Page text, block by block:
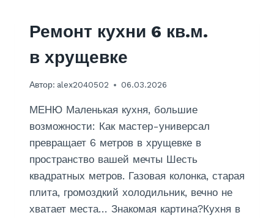
Д
О
М
В
К
У
С
К
О
О
Б
Ремонт кухни 6 кв.м.
в хрущевке
Автор: alex2040502 06.03.2026
МЕНЮ Маленькая кухня, большие
возможности: Как мастер-универсал
превращает 6 метров в хрущевке в
пространство вашей мечты Шесть
квадратных метров. Газовая колонка, старая
плита, громоздкий холодильник, вечно не
хватает места… Знакомая картина?Кухня в